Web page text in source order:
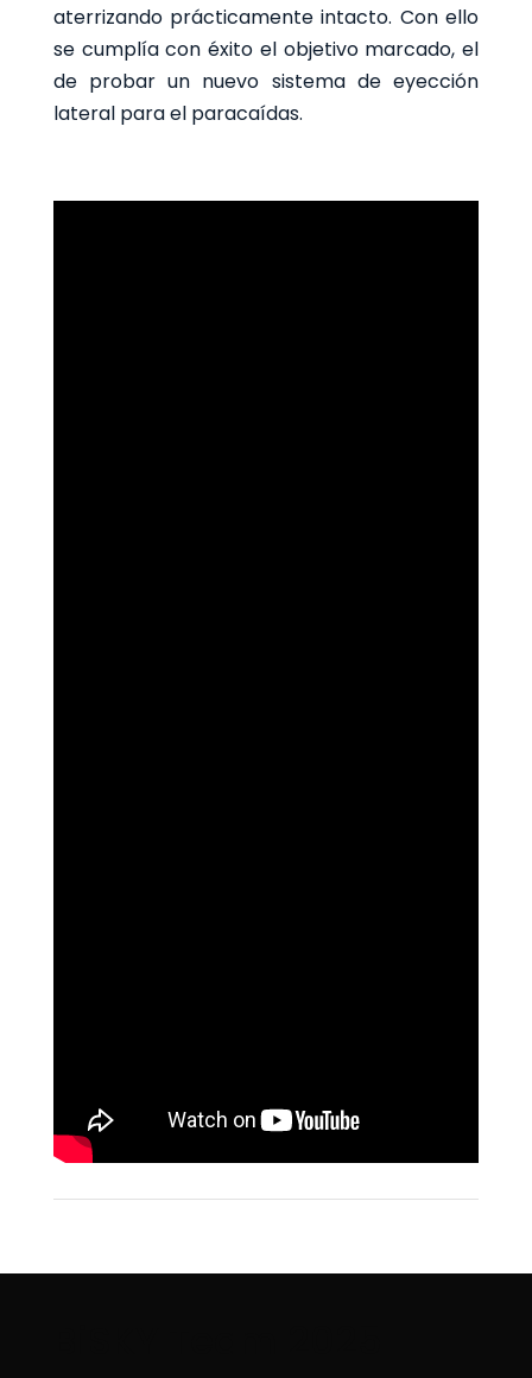
aterrizando prácticamente intacto. Con ello
se cumplía conéxito el objetivo marcado, el
de probar un nuevo sistema de eyección
lateral para el paracaídas.